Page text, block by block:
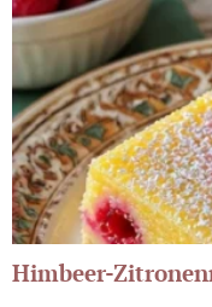
Himbeer-